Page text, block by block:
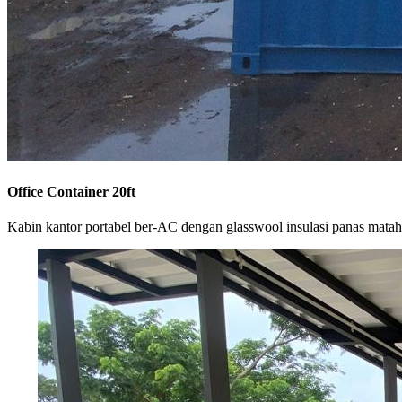
Office Container 20ft
Kabin kantor portabel ber-AC dengan glasswool insulasi panas